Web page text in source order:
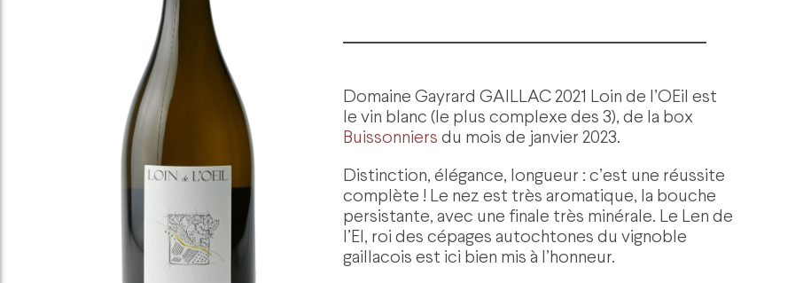
Domaine Gayrard GAILLAC 2021 Loin de l’OEil est
le vin blanc (le plus complexe des 3), de la box
Buissonniers du mois de janvier 2023.
Distinction, élégance, longueur : c’est une réussite
complète ! Le nez est très aromatique, la bouche
persistante, avec une finale très minérale. Le Len de
l’El, roi des cépages autochtones du vignoble
gaillacois est ici bien mis à l’honneur.